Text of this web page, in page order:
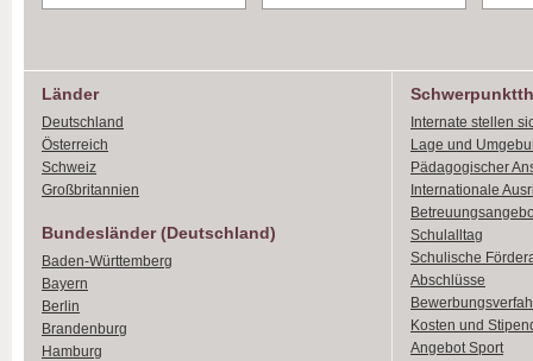
Länder
Deutschland
Österreich
Schweiz
Großbritannien
Bundesländer (Deutschland)
Baden-Württemberg
Bayern
Berlin
Brandenburg
Hamburg
Internate stellen
Lage und
Pädagogischer
Internationale
Schulalltag
Schulische
Abschlüsse
Kosten und
Angebot Sport